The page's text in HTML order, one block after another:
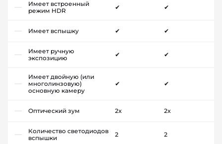
Имеет встроенный
режим HDR
✔ ✔
Имеет вспышку ✔ ✔
Имеет ручную
экспозицию
✔ ✔
Имеет двойную (или
многолинзовую)
основную камеру
✔ ✔
Оптический зум 2x 2x
Количество светодиодов
вспышки
2 2